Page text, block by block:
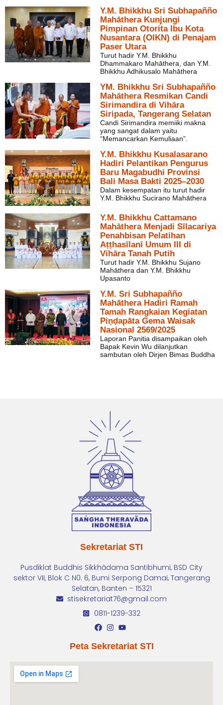
Y.M. Bhikkhu Sri Subhapañño
Mahāthera Kunjungi
Pimpinan Otorita Ibu Kota
Nusantara (OIKN) di Penajam
Paser Utara
Turut hadir Y.M. Bhikkhu
Dhammakaro Mahāthera, dan Y.M.
Bhikkhu Adhikusalo Mahāthera
YM. Bhikkhu Sri Subhapañño
Mahāthera Resmikan Candi
Sirimandira di Vihāra
Siripada, Tangerang Selatan
Candi Sirimandira memiiki makna
yang sangat dalam yaitu
“Memancarkan Kemuliaan”.
Y.M. Bhikkhu Kusalasarano
Hadiri Pelantikan Pengurus
Baru Magabudhi Provinsi
Bali Masa Bakti 2025–2030
Dalam kesempatan itu turut hadir
Y.M. Bhikkhu Sucirano Mahāthera
Y.M. Bhikkhu Cattamano
Mahāthera Menjadi Sīlacariya
Penahbisan Pelatihan
Aṭṭhasīlanī Umum III di
Vihāra Tanah Putih
Turut hadir Y.M. Bhikkhu Sujano
Mahāthera dan Y.M. Bhikkhu
Upasanto
Y.M. Sri Subhapañño
Mahāthera Hadiri Ramah
Tamah Rangkaian Kegiatan
Piṇḍapāta Gema Waisak
Nasional 2569/2025
Laporan Panitia disampaikan oleh
Bapak Kevin Wu dilanjutkan
sambutan oleh Dirjen Bimas Buddha
Sekretariat STI
Pusdiklat Buddhis Sikkhādama Santibhumi, BSD City
sektor VII, Blok C N0. 6, Bumi Serpong Damai, Tangerang
Selatan, Banten – 15321
stisekretariat76@gmail.com
0811-1239-332
Peta Sekretariat STI